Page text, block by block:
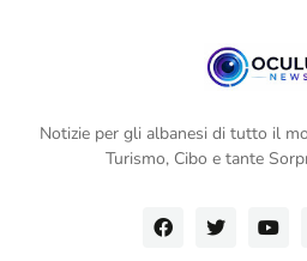
Notizie per gli albanesi di tutto il
Turismo, Cibo e tante